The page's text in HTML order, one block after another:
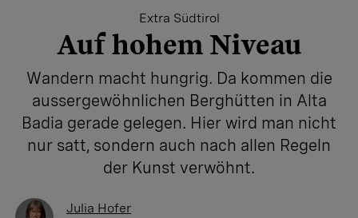
Extra Südtirol
Auf hohem Niveau
Wandern macht hungrig. Da kommen die
aussergewöhnlichen Berghütten in Alta
Badia gerade gelegen. Hier wird man nicht
nur satt, sondern auch nach allen Regeln
der Kunst verwöhnt.
Julia Hofer